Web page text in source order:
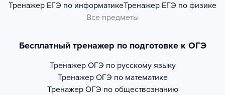
Тренажер ЕГЭ по информатикеТренажер ЕГЭ по физике
Все предметы
Бесплатный тренажер по подготовке к ОГЭ
Тренажер ОГЭ по русскому языку
Тренажер ОГЭ по математике
Тренажер ОГЭ по обществознанию